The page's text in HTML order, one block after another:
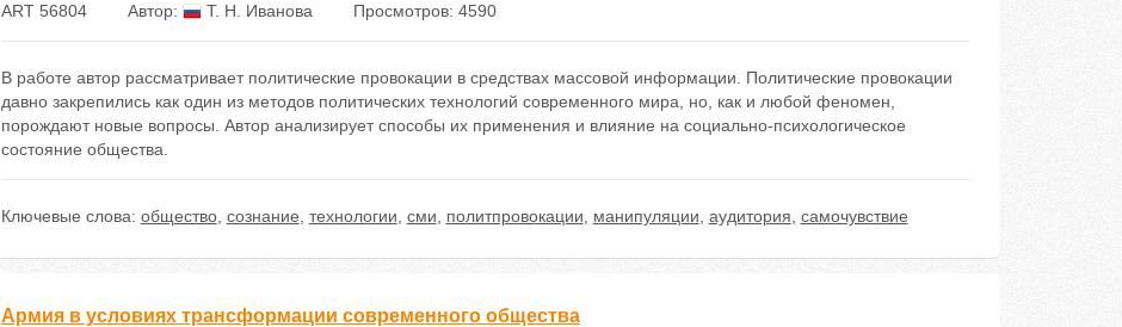
ART 56804 Автор: Т. Н. Иванова Просмотров: 4590
В работе автор рассматривает политические провокации в средствах массовой информации. Политические провокации
давно закрепились как один из методов политических технологий современного мира, но, как и любой феномен,
порождают новые вопросы. Автор анализирует способы их применения и влияние на социально-психологическое
состояние общества.
Ключевые слова: общество, сознание технологии сми политпровокации манипуляции аудитория самочувствие
Армия в условиях трансформации современного общества